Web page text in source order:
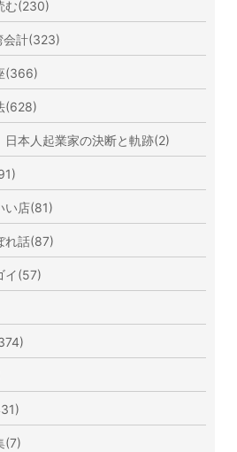
む(230)
計(323)
(366)
(628)
本人起業家の決断と軌跡(2)
い店(81)
れ話(87)
イ(57)
(7)